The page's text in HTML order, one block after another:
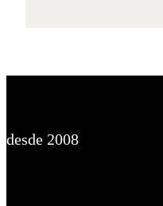
desde 2008